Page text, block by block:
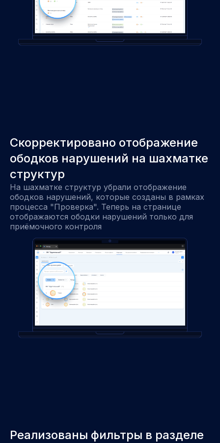
Скорректировано отображение
ободков нарушений на шахматке
структур
На шахматке структур убрали отображение
ободков нарушений, которые созданы в рамках
процесса "Проверка". Теперь на странице
отображаются ободки нарушений только для
приёмочного контроля
Реализованы фильтры в разделе